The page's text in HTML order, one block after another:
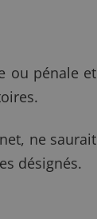
ou pénale et
ne saurait
désignés.